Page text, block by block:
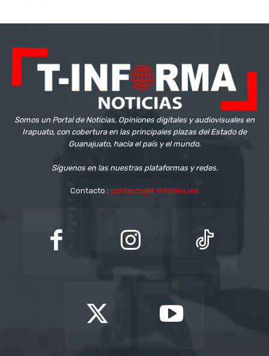
Somos un Portal de Noticias, Opiniones digitales y audiovisuales en
Irapuato, con cobertura en las principales plazas del Estado de
Guanajuato, hacia el país y el mundo.
Síguenos en las nuestras plataformas y redes.
Contacto : contacto@t-informa.mx